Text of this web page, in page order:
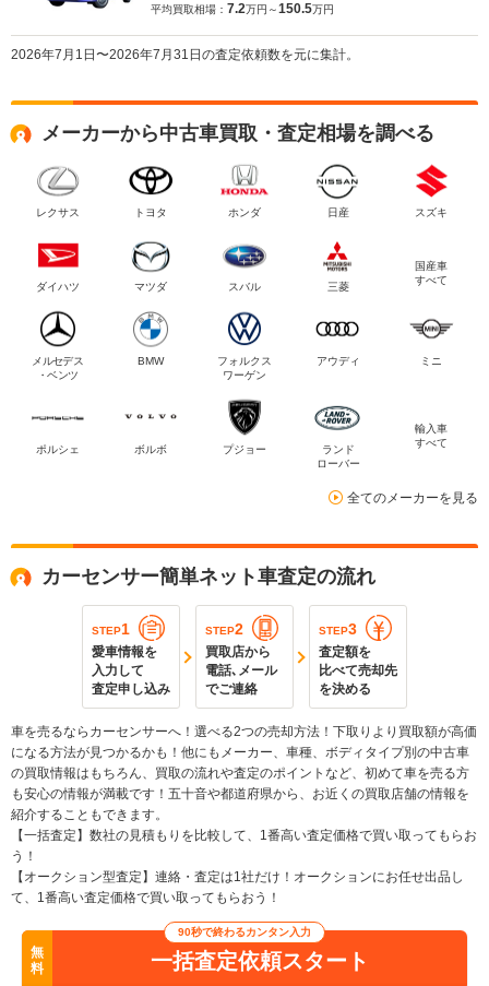
平均買取相場： 7.2万円～150.5万円
2026年7月1日〜2026年7月31日の査定依頼数を元に集計。
メーカーから中古車買取・査定相場を調べる
レクサス トヨタ ホンダ 日産 スズキ
ダイハツ マツダ スバル 三菱
国産車
すべて
メルセデス
・ベンツ
BMW
フォルクス
ワーゲン
アウディ ミニ
ポルシェ ボルボ プジョー
ランド
ローバー
輸入車
すべて
全てのメーカーを見る
カーセンサー簡単ネット車査定の流れ
STEP1
愛車情報を
入力して
査定申し込み
STEP2
買取店から
電話､メール
でご連絡
STEP3
査定額を
比べて売却先
を決める
車を売るならカーセンサーへ！選べる2つの売却方法！下取りより買取額が高価
になる方法が見つかるかも！他にもメーカー、車種、ボディタイプ別の中古車
の買取情報はもちろん、買取の流れや査定のポイントなど、初めて車を売る方
も安心の情報が満載です！五十音や都道府県から、お近くの買取店舗の情報を
紹介することもできます。
【一括査定】数社の見積もりを比較して、1番高い査定価格で買い取ってもらお
う！
【オークション型査定】連絡・査定は1社だけ！オークションにお任せ出品し
て、1番高い査定価格で買い取ってもらおう！
無
料
90秒で終わるカンタン入力
一括査定依頼スタート